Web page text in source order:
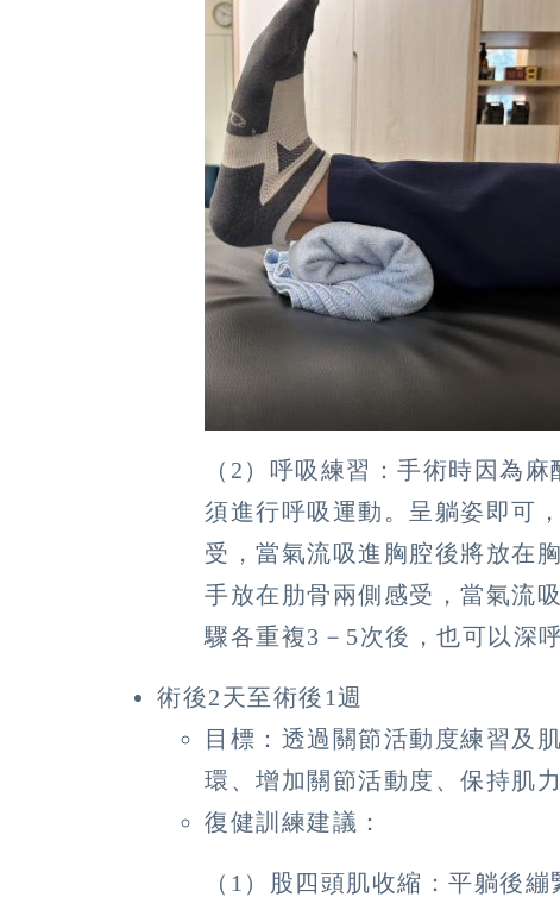
（2）呼吸練習：手術時因為
須進行呼吸運動。呈躺姿即可
受，當氣流吸進胸腔後將放在
手放在肋骨兩側感受，當氣流
驟各重複3－5次後，也可以深
術後2天至術後1週
目標：透過關節活動度練習及
環、增加關節活動度、保持肌
復健訓練建議：
（1）股四頭肌收縮：平躺後